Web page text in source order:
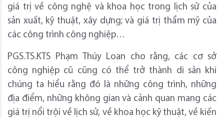
giá trị về công nghệ và khoa học trong lịch sử của
sản xuất, kỹ thuật, xây dựng; và giá trị thẩm mỹ của
các công trình công nghiệp…
PGS.TS.KTS Phạm Thúy Loan cho rằng, các cơ sở
công nghiệp cũ cũng có thể trở thành di sản khi
chúng ta hiểu rằng đó là những công trình, những
địa điểm, những không gian và cảnh quan mang các
giá trị nổi trội về lịch sử, về khoa học kỹ thuật, về kiến